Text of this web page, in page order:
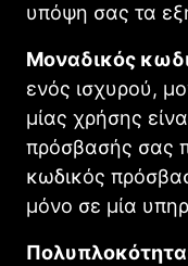
υπόψη σας τα
Μοναδικός
ενός ισχυρού,
μίας χρήσης
πρόσβασής σας
κωδικός
μόνο σε μία